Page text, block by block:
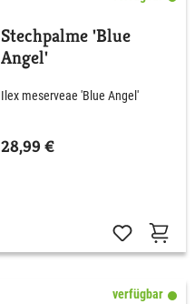
Stechpalme 'Blue
Angel'
Ilex meserveae 'Blue Angel'
28,99 €
verfügbar